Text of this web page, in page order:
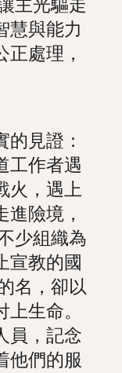
主光驅走
慧與能力
處理，
見證：
工作者遇
火，遇上
險境，
少組織為
宣教的國
名，卻以
生命。
員，記念
他們的服